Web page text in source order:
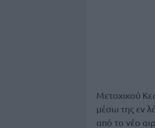
Μετοχικού
μέσω της εν
από το νέο